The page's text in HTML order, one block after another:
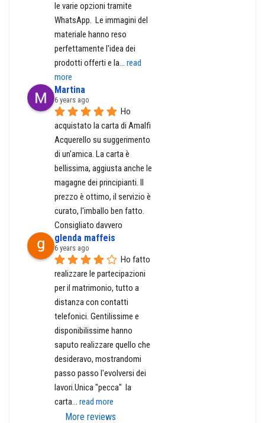
le varie opzioni tramite
WhatsApp.  Le immagini del
materiale hanno reso
perfettamente l'idea dei
prodotti offerti e la... read
more
Martina
6 years ago
Ho
acquistato la carta di Amalfi
Acquerello su suggerimento
di un'amica. La carta è
bellissima, aggiusta anche le
magagne dei principianti. Il
prezzo è ottimo, il servizio è
curato, l'imballo ben fatto.
Consigliato davvero
glenda maffeis
6 years ago
Ho fatto
realizzare le partecipazioni
per il matrimonio, tutto a
distanza con contatti
telefonici. Gentilissime e
disponibilissime hanno
saputo realizzare quello che
desideravo, mostrandomi
passo passo l'evolversi dei
lavori.Unica "pecca"  la
carta... read more
More reviews